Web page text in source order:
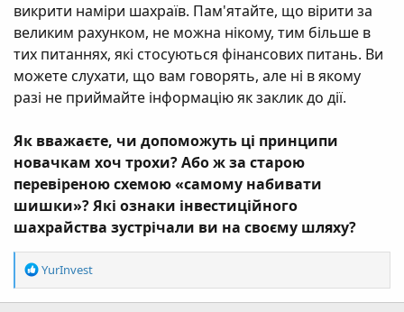
викрити наміри шахраїв. Пам'ятайте, що вірити за
великим рахунком, не можна нікому, тим більше в
тих питаннях, які стосуються фінансових питань. Ви
можете слухати, що вам говорять, але ні в якому
разі не приймайте інформацію як заклик до дії.
Як вважаєте, чи допоможуть ці принципи
новачкам хоч трохи? Або ж за старою
перевіреною схемою «самому набивати
шишки»? Які ознаки інвестиційного
шахрайства зустрічали ви на своєму шляху?
Р
е
а
YurInvest